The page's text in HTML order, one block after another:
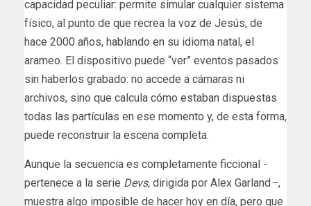
capacidad peculiar: permite simular cualquier sistema
físico, al punto de que recrea la voz de Jesús, de
hace 2000 años, hablando en su idioma natal, el
arameo. El dispositivo puede “ver” eventos pasados
sin haberlos grabado: no accede a cámaras ni
archivos, sino que calcula cómo estaban dispuestas
todas las partículas en ese momento y, de esta forma,
puede reconstruir la escena completa.
Aunque la secuencia es completamente ficcional -
pertenece a la serie Devs, dirigida por Alex Garland–,
muestra algo imposible de hacer hoy en día, pero que